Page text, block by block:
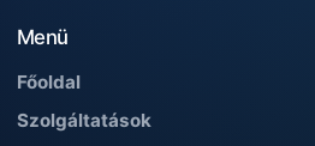
Menü
Főoldal
Szolgáltatások